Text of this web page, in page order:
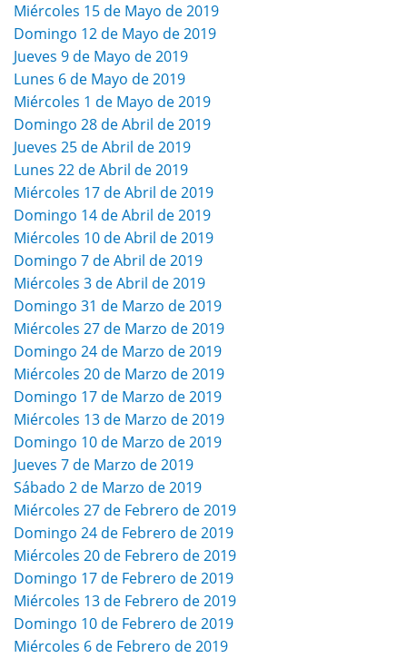
Miércoles 15 de Mayo de 2019
Domingo 12 de Mayo de 2019
Jueves 9 de Mayo de 2019
Lunes 6 de Mayo de 2019
Miércoles 1 de Mayo de 2019
Domingo 28 de Abril de 2019
Jueves 25 de Abril de 2019
Lunes 22 de Abril de 2019
Miércoles 17 de Abril de 2019
Domingo 14 de Abril de 2019
Miércoles 10 de Abril de 2019
Domingo 7 de Abril de 2019
Miércoles 3 de Abril de 2019
Domingo 31 de Marzo de 2019
Miércoles 27 de Marzo de 2019
Domingo 24 de Marzo de 2019
Miércoles 20 de Marzo de 2019
Domingo 17 de Marzo de 2019
Miércoles 13 de Marzo de 2019
Domingo 10 de Marzo de 2019
Jueves 7 de Marzo de 2019
Sábado 2 de Marzo de 2019
Miércoles 27 de Febrero de 2019
Domingo 24 de Febrero de 2019
Miércoles 20 de Febrero de 2019
Domingo 17 de Febrero de 2019
Miércoles 13 de Febrero de 2019
Domingo 10 de Febrero de 2019
Miércoles 6 de Febrero de 2019